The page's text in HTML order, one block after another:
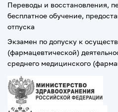
Переводы и восстановления,
бесплатное обучение,
отпуска
Экзамен по допуску к
(фармацевтической)
среднего медицинского